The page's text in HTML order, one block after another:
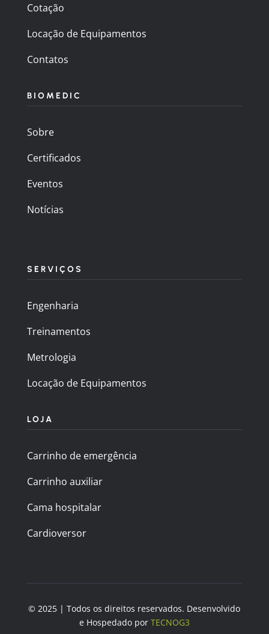
Cotação
Locação de Equipamentos
Contatos
BIOMEDIC
Sobre
Certificados
Eventos
Notícias
SERVIÇOS
Engenharia
Treinamentos
Metrologia
Locação de Equipamentos
LOJA
Carrinho de emergência
Carrinho auxiliar
Cama hospitalar
Cardioversor
© 2025 | Todos os direitos reservados. Desenvolvido
e Hospedado por TECNOG3